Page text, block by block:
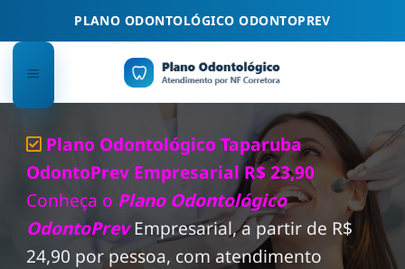
PLANO ODONTOLÓGICO ODONTOPREV
Plano Odontológico Taparuba
OdontoPrev Empresarial R$ 23,90
Conheça o Plano Odontológico
OdontoPrev Empresarial, a partir de R$
24,90 por pessoa, com atendimento